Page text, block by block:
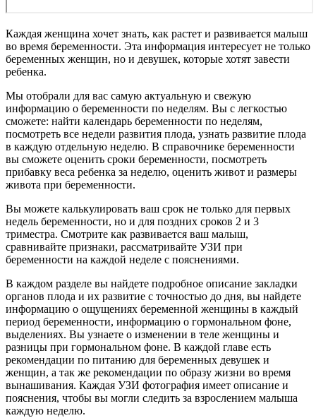
Каждая женщина хочет знать, как растет и развивается малыш
во время беременности. Эта информация интересует не только
беременных женщин, но и девушек, которые хотят завести
ребенка.
Мы отобрали для вас самую актуальную и свежую
информацию о беременности по неделям. Вы с легкостью
сможете: найти календарь беременности по неделям,
посмотреть все недели развития плода, узнать развитие плода
в каждую отдельную неделю. В справочнике беременности
вы сможете оценить сроки беременности, посмотреть
прибавку веса ребенка за неделю, оценить живот и размеры
живота при беременности.
Вы можете калькулировать ваш срок не только для первых
недель беременности, но и для поздних сроков 2 и 3
триместра. Смотрите как развивается ваш малыш,
сравнивайте признаки, рассматривайте УЗИ при
беременности на каждой неделе с пояснениями.
В каждом разделе вы найдете подробное описание закладки
органов плода и их развитие с точностью до дня, вы найдете
информацию о ощущениях беременной женщины в каждый
период беременности, информацию о гормональном фоне,
выделениях. Вы узнаете о изменении в теле женщины и
разницы при гормональном фоне. В каждой главе есть
рекомендации по питанию для беременных девушек и
женщин, а так же рекомендации по образу жизни во время
вынашивания. Каждая УЗИ фотография имеет описание и
пояснения, чтобы вы могли следить за взрослением малыша
каждую неделю.